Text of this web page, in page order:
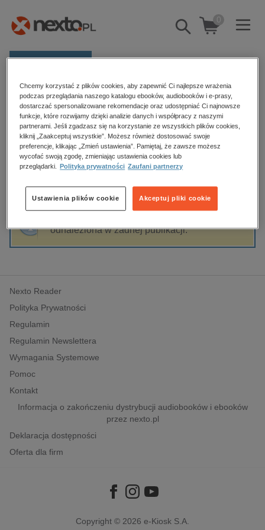
Pokaż/schowaj
wyszukiwarkę
0
Kategorie
Zobacz wszystkie E-prasa
budownictwo, aranżacja wnętrz
biznesowe, branżowe, gospodarka
dzienniki
edukacja
hobby, sport, rozrywka
komputery, internet, technologie, informatyka
polityka, społeczno-informacyjne
psychologiczne
inne
popularno-naukowe
historia
Strona główna Izabela Perez null
Izabela Perez null
Sortowanie Filtrowanie
odnaleziona w żadnej publikacji.
Nexto Reader
Polityka Prywatności
Regulamin
Regulamin Newslettera
Wymagania Systemowe
Pomoc
Kontakt
Informacja o zakończeniu dystrybucji audiobooków i ebooków
przez nexto.pl
Deklaracja dostępności
Oferta dla firm
Copyright © 2026 e-Kiosk S.A.
Chcemy korzystać z plików cookies, aby zapewnić Ci najlepsze wrażenia
podczas przeglądania naszego katalogu ebooków, audiobooków i e-prasy,
dostarczać spersonalizowane rekomendacje oraz udostępniać Ci najnowsze
funkcje, które rozwijamy dzięki analizie danych i współpracy z naszymi
partnerami. Jeśli zgadzasz się na korzystanie ze wszystkich plików cookies,
kliknij „Zaakceptuj wszystkie”. Możesz również dostosować swoje
preferencje, klikając „Zmień ustawienia”. Pamiętaj, że zawsze możesz
wycofać swoją zgodę, zmieniając ustawienia cookies lub
przeglądarki.
Polityka prywatności Zaufani partnerzy
Akceptuj pliki cookie
Ustawienia plików cookie